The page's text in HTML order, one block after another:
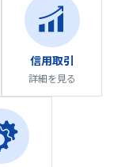
信用取引
詳細を見る